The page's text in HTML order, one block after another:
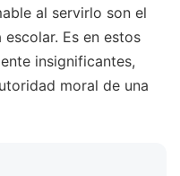
al servirlo son el
Es en estos
insignificantes,
moral de una